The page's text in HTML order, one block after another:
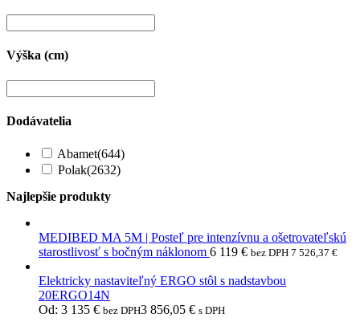
Výška (cm)
Dodávatelia
Abamet(644)
Polak(2632)
Najlepšie produkty
MEDIBED MA 5M | Posteľ pre intenzívnu a ošetrovateľskú
starostlivosť s bočným náklonom 6 119 € bez DPH 7 526,37 €
Elektricky nastaviteľný ERGO stôl s nadstavbou
20ERGO14N
Od: 3 135 € bez DPH3 856,05 € s DPH